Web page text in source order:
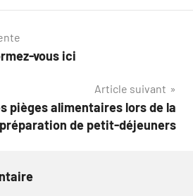
vous ici
Article suivant
pièges alimentaires lors de la
préparation de petit-déjeuners